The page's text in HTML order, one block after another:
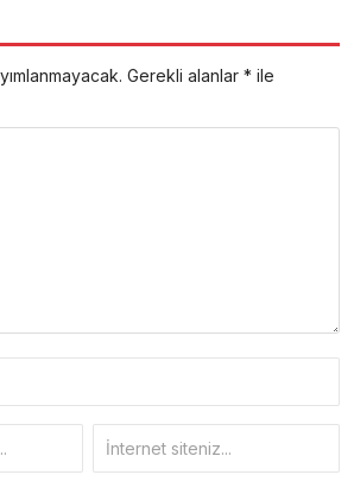
Gerekli alanlar * ile